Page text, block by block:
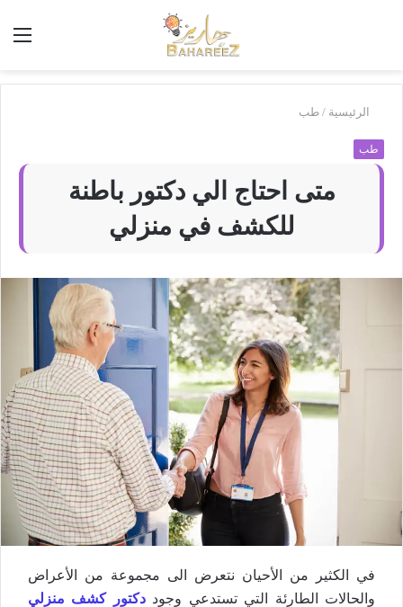
بَهاريز
الرئيسية / طب
طب
متى احتاج الي دكتور باطنة
للكشف في منزلي
في الكثير من الأحيان نتعرض الى مجموعة من الأعراض
والحالات الطارئة التي تستدعي وجوددكتور كشف منزلي